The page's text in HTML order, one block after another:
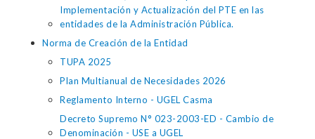
Implementación y Actualización del PTE en las
entidades de la Administración Pública.
Norma de Creación de la Entidad
TUPA 2025
Plan Multianual de Necesidades 2026
Reglamento Interno - UGEL Casma
Decreto Supremo N° 023-2003-ED - Cambio de
Denominación - USE a UGEL